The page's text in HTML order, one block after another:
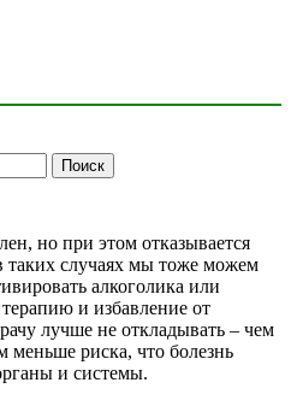
но при этом отказывается
таких случаях мы тоже можем
алкоголика или
и избавление от
лучше не откладывать – чем
меньше риска, что болезнь
и системы.